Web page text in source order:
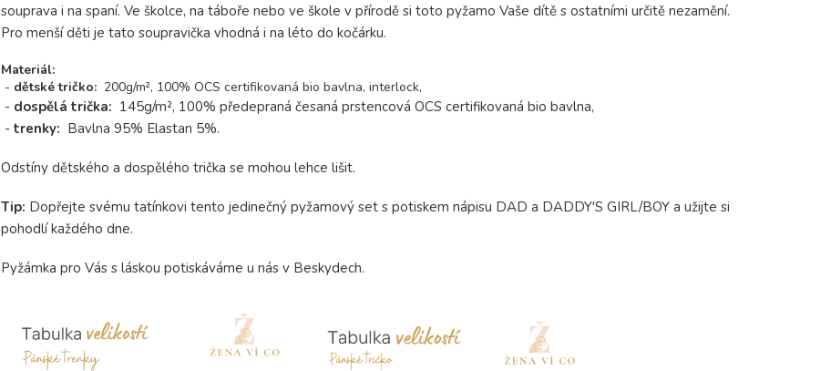
souprava i na spaní. Ve školce, na táboře nebo ve škole v přírodě si toto pyžamo Vaše dítě s ostatními určitě nezamění.
Pro menší děti je tato soupravička vhodná i na léto do kočárku.
Materiál:
- dětské tričko: 200g/m², 100% OCS certifikovaná bio bavlna, interlock,
- dospělá trička: 145g/m², 100% předepraná česaná prstencová OCS certifikovaná bio bavlna,
- trenky: Bavlna 95% Elastan 5%.
Odstíny dětského a dospělého trička se mohou lehce lišit.
Tip: Dopřejte svému tatínkovi tento jedinečný pyžamový set s potiskem nápisu DAD a DADDY'S GIRL/BOY a užijte si
pohodlí každého dne.
Pyžámka pro Vás s láskou potiskáváme u nás v Beskydech.